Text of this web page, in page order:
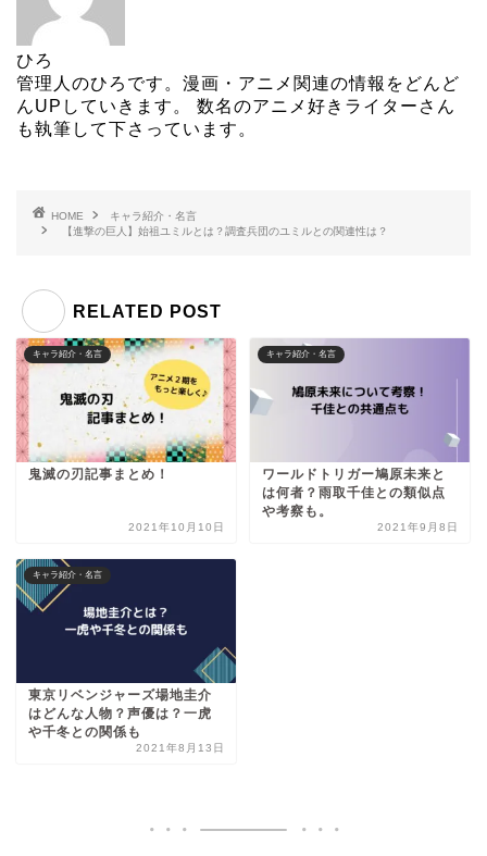
ひろ
管理人のひろです。漫画・アニメ関連の情報をどんど
んUPしていきます。 数名のアニメ好きライターさん
も執筆して下さっています。
HOME
キャラ紹介・名言
【進撃の巨人】始祖ユミルとは？調査兵団のユミルとの関連性は？
RELATED POST
キャラ紹介・名言
鬼滅の刃記事まとめ！
2021年10月10日
キャラ紹介・名言
ワールドトリガー鳩原未来と
は何者？雨取千佳との類似点
や考察も。
2021年9月8日
キャラ紹介・名言
東京リベンジャーズ場地圭介
はどんな人物？声優は？一虎
や千冬との関係も
2021年8月13日